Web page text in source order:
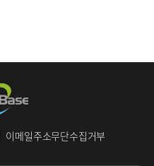
이메일주소무단수집거부